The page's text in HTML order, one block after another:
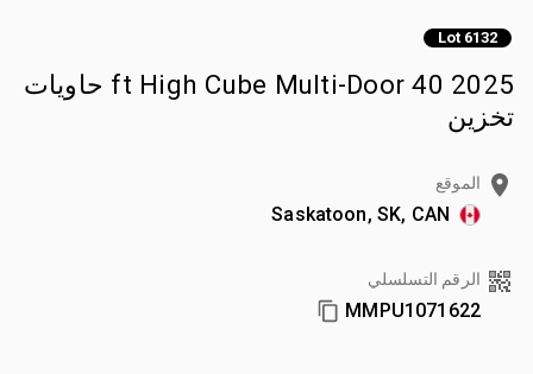
Lot 6132
2025 40 ft High Cube Multi-Door حاويات
تخزين
الموقع
Saskatoon, SK, CAN
الرقم التسلسلي
MMPU1071622